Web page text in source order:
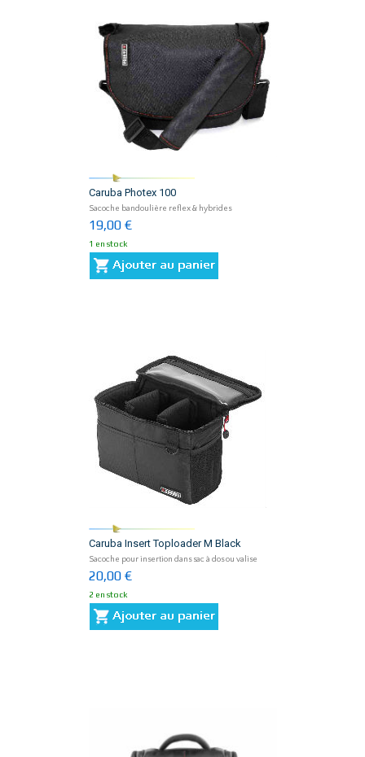
Caruba Photex 100
Sacoche bandoulière reflex & hybrides
19,00 €
1 en stock
Caruba Insert Toploader M Black
Sacoche pour insertion dans sac à dos ou valise
20,00 €
2 en stock